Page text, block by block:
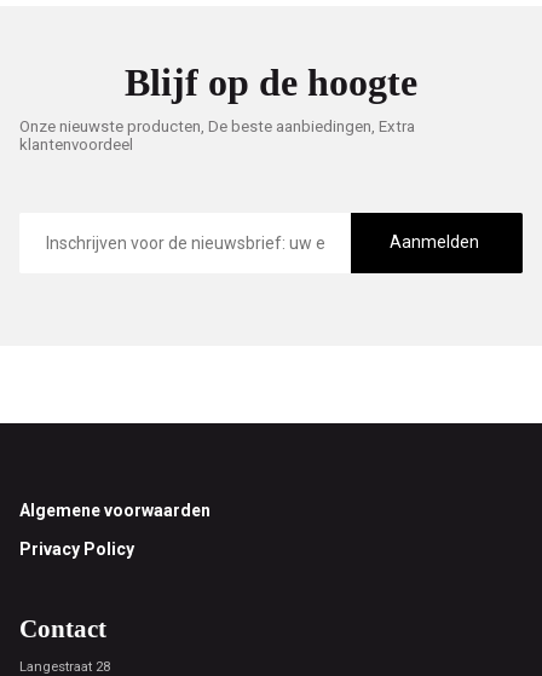
Blijf op de hoogte
Onze nieuwste producten, De beste aanbiedingen, Extra
klantenvoordeel
mailadres
Aanmelden
Footer
Algemene voorwaarden
Privacy Policy
Contact
Langestraat 28